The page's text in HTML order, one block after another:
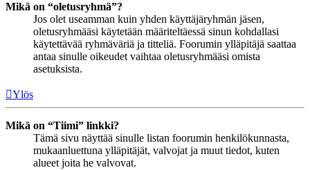
Mikä on “oletusryhmä”?
Jos olet useamman kuin yhden käyttäjäryhmän jäsen,
oletusryhmääsi käytetään määriteltäessä sinun kohdallasi
käytettävää ryhmäväriä ja titteliä. Foorumin ylläpitäjä saattaa
antaa sinulle oikeudet vaihtaa oletusryhmääsi omista
asetuksista.
Ylös
Mikä on “Tiimi” linkki?
Tämä sivu näyttää sinulle listan foorumin henkilökunnasta,
mukaanluettuna ylläpitäjät, valvojat ja muut tiedot, kuten
alueet joita he valvovat.